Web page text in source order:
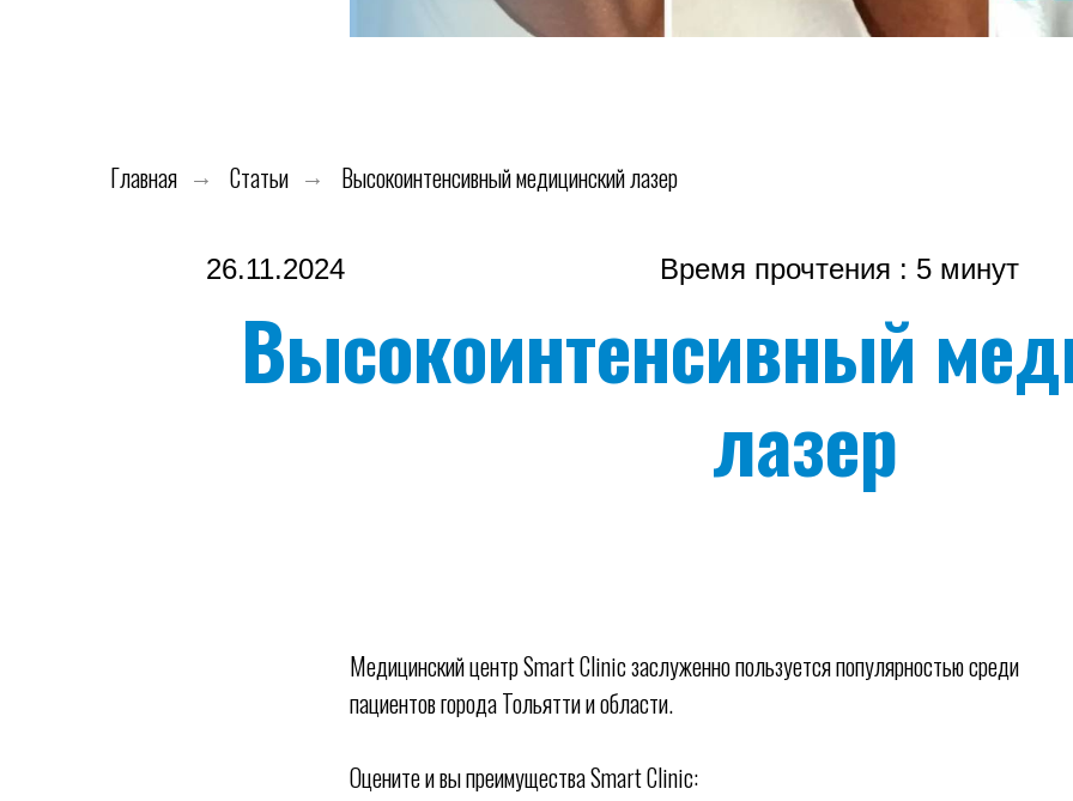
Главная → Статьи → Высокоинтенсивный медицинский лазер
Время прочтения : 5 минут
26.11.2024
Высокоинтенсивный
лазер
Медицинский центр Smart Clinic заслуженно пользуется популярностью среди
пациентов города Тольятти и области.
Оцените и вы преимущества Smart Clinic: